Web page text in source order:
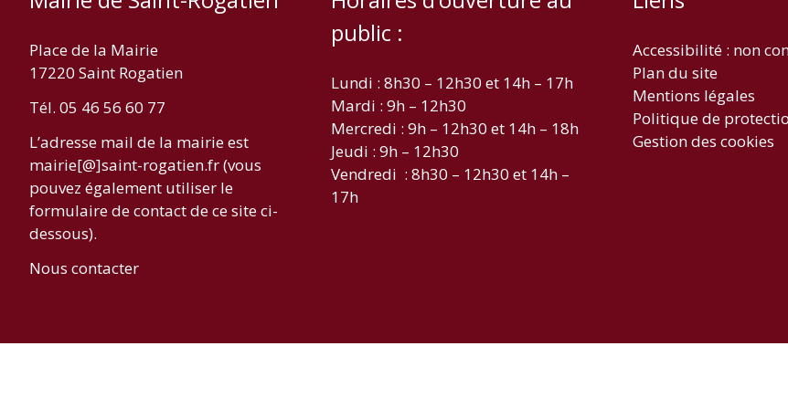
Place de la Mairie
17220 Saint Rogatien
Tél. 05 46 56 60 77
L’adresse mail de la mairie est
mairie[@]saint-rogatien.fr (vous
pouvez également utiliser le
formulaire de contact de ce site ci-
dessous).
Nous contacter
public :
Lundi : 8h30 – 12h30 et 14h – 17h
Mardi : 9h – 12h30
Mercredi : 9h – 12h30 et 14h – 18h
Jeudi : 9h – 12h30
Vendredi : 8h30 – 12h30 et 14h –
17h
Accessibilité : non
Plan du site
Mentions légales
Politique de
Gestion des cookies